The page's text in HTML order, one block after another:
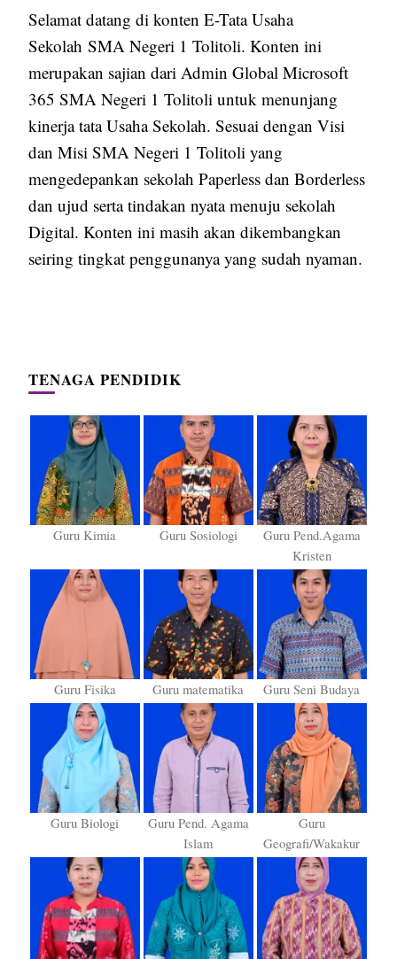
Selamat datang di konten E-Tata Usaha
Sekolah SMA Negeri 1 Tolitoli. Konten ini
merupakan sajian dari Admin Global Microsoft
365 SMA Negeri 1 Tolitoli untuk menunjang
kinerja tata Usaha Sekolah. Sesuai dengan Visi
dan Misi SMA Negeri 1 Tolitoli yang
mengedepankan sekolah Paperless dan Borderless
dan ujud serta tindakan nyata menuju sekolah
Digital. Konten ini masih akan dikembangkan
seiring tingkat penggunanya yang sudah nyaman.
TENAGA PENDIDIK
Guru Kimia Guru Sosiologi
Guru Pend.Agama
Kristen
Guru Fisika Guru matematika Guru Seni Budaya
Guru Biologi
Guru Pend. Agama
Islam
Guru
Geografi/Wakakur